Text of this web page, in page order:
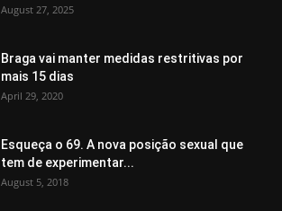
August 27, 2025
Braga vai manter medidas restritivas por
mais 15 dias
April 29, 2020
Esqueça o 69. A nova posição sexual que
tem de experimentar...
August 5, 2018